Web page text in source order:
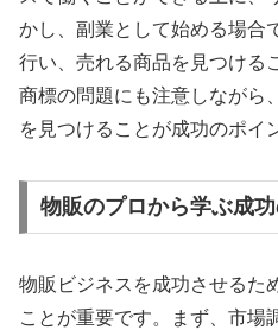
かし、副業として始める場合
行い、売れる商品を見つける
商標の問題にも注意しながら
を見つけることが成功のポイ
物販のプロから学ぶ成
物販ビジネスを成功させるた
ことが重要です。まず、市場